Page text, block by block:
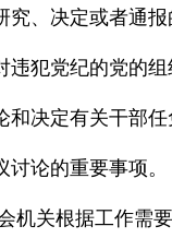
究、决定或者通
违犯党纪的党的
和决定有关干部
讨论的重要事项。
机关根据工作需